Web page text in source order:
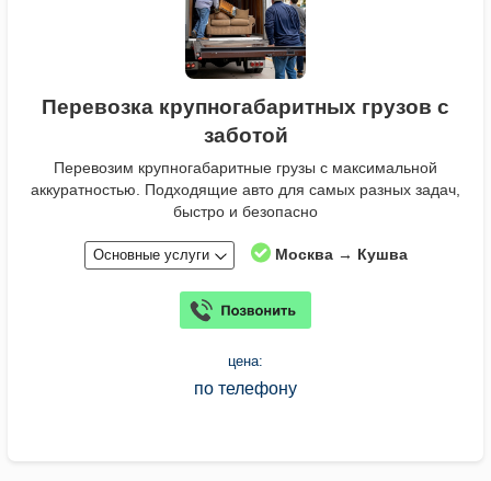
Перевозка крупногабаритных грузов с
заботой
Перевозим крупногабаритные грузы с максимальной
аккуратностью. Подходящие авто для самых разных задач,
быстро и безопасно
Основные услуги Москва → Кушва
цена:
по телефону